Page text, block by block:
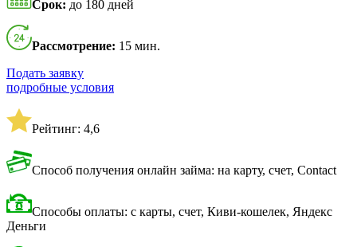
Срок: до 180 дней
Рассмотрение: 15 мин.
Подать заявку
подробные условия
Рейтинг: 4,6
Способ получения онлайн займа: на карту, счет, Contact
Способы оплаты: с карты, счет, Киви-кошелек, Яндекс
Деньги